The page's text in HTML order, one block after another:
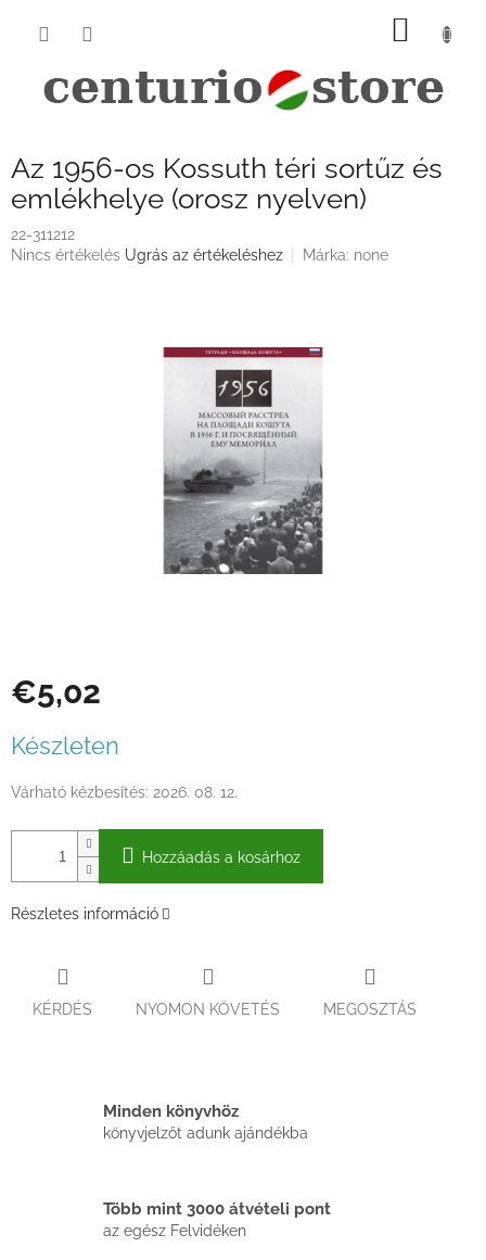
KOSÁR
Az 1956-os Kossuth téri sortűz és
emlékhelye (orosz nyelven)
22-311212
A
Nincs értékelés Ugrás az értékeléshez Márka: none
€5,02
Készleten
Várható kézbesítés: 2026. 08. 12.
Hozzáadás a kosárhoz
Részletes információ
KÉRDÉS NYOMON KÖVETÉS MEGOSZTÁS
Minden könyvhöz
könyvjelzőt adunk ajándékba
Több mint 3000 átvételi pont
az egész Felvidéken